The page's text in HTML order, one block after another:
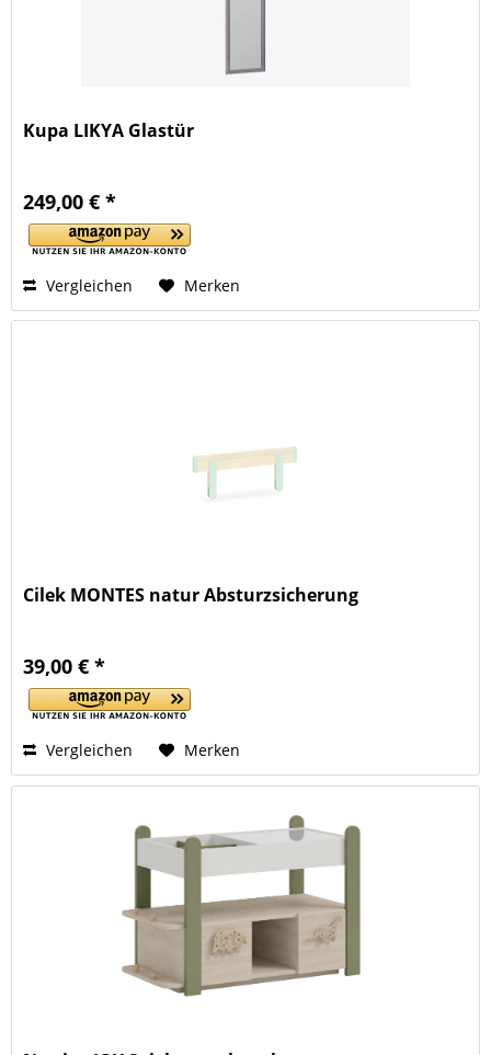
Kupa LIKYA Glastür
249,00 € *
Vergleichen Merken
Cilek MONTES natur Absturzsicherung
39,00 € *
Vergleichen Merken